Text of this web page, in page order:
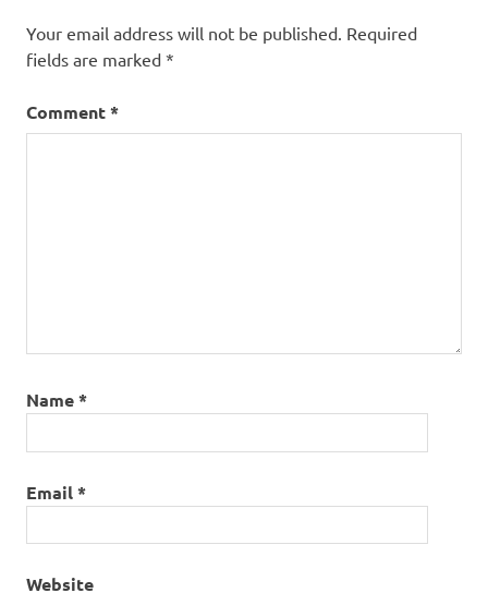
Your email address will not be published. Required
fields are marked *
Comment*
Name*
Email*
Website